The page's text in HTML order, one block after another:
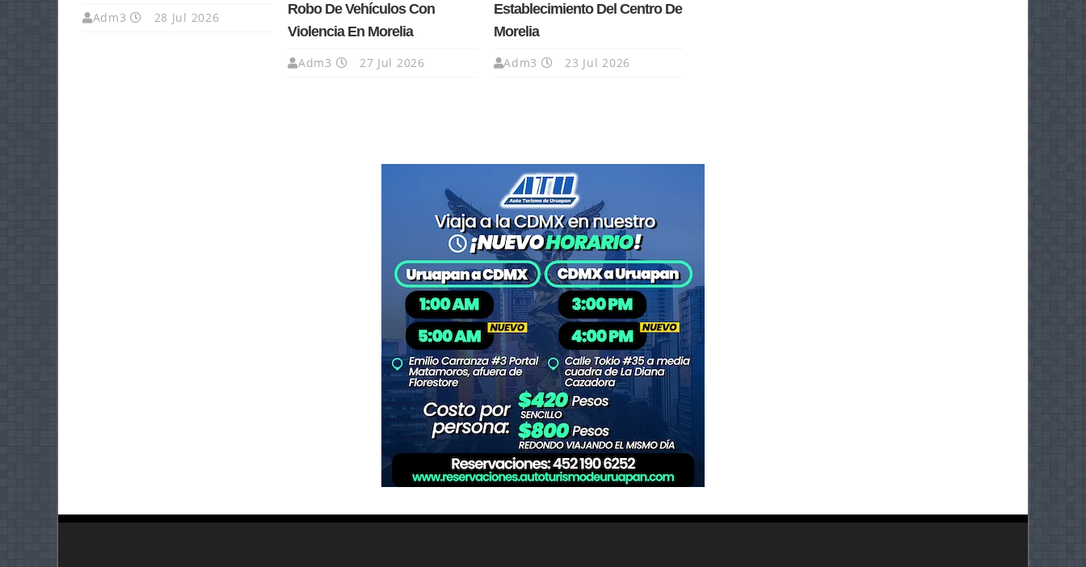
Adm3 28 Jul 2026
Robo De Vehículos Con
Violencia En Morelia
Adm3 27 Jul 2026
Establecimiento Del Centro De
Morelia
Adm3 23 Jul 2026